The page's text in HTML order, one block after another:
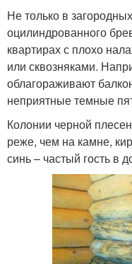
Не только в
оцилиндрованного
квартирах с плохо
или сквозняками.
облагораживают
неприятные темные
Колонии черной
реже, чем на камне,
синь – частый гость в